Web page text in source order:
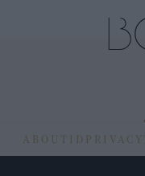
ABOUT ID PRIVACY